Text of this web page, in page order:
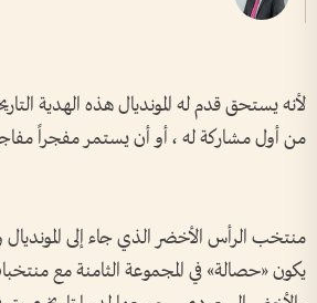
لأنه يستحق قدم له المونديال هذه الهدية
من أول مشاركة له ، أو أن يستمر مفجراً
منتخب الرأس الأخضر الذي جاء إلى
يكون «حصالة» في المجموعة الثامنة مع